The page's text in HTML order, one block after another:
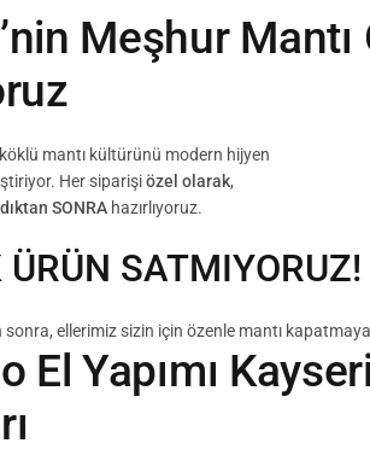
Meşhur
mantı kültürünü modern hijyen
Her siparişiözel olarak,
SONRA hazırlıyoruz.
ÜRÜN SATMIYORUZ!
ellerimiz sizin için özenle mantı
El Yapımı